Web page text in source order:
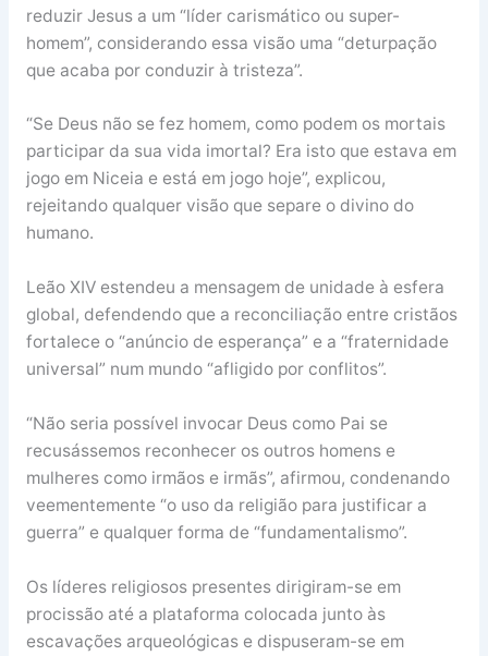
reduzir Jesus a um “líder carismático ou super-
homem”, considerando essa visão uma “deturpação
que acaba por conduzir à tristeza”.
“Se Deus não se fez homem, como podem os mortais
participar da sua vida imortal? Era isto que estava em
jogo em Niceia e está em jogo hoje”, explicou,
rejeitando qualquer visão que separe o divino do
humano.
Leão XIV estendeu a mensagem de unidade à esfera
global, defendendo que a reconciliação entre cristãos
fortalece o “anúncio de esperança” e a “fraternidade
universal” num mundo “afligido por conflitos”.
“Não seria possível invocar Deus como Pai se
recusássemos reconhecer os outros homens e
mulheres como irmãos e irmãs”, afirmou, condenando
veementemente “o uso da religião para justificar a
guerra” e qualquer forma de “fundamentalismo”.
Os líderes religiosos presentes dirigiram-se em
procissão até a plataforma colocada junto às
escavações arqueológicas e dispuseram-se em